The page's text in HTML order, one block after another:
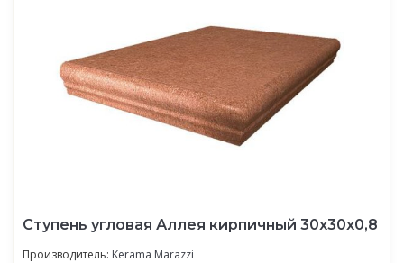
Ступень угловая Аллея кирпичный 30x30x0,8
Производитель: Kerama Marazzi